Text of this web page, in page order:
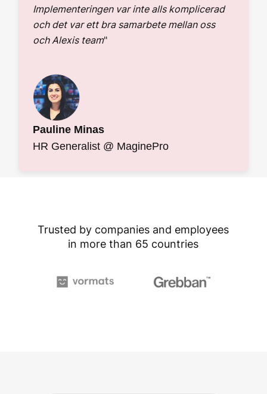
Implementeringen var inte alls komplicerad
och det var ett bra samarbete mellan oss
och Alexis team"
Pauline Minas
HR Generalist @ MaginePro
Trusted by companies and employees
in more than 65 countries